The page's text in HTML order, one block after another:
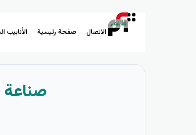
الاتصال صفحة رئيسية الأنابيب
صناعة